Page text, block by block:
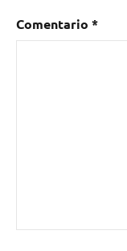
you
Comentario *